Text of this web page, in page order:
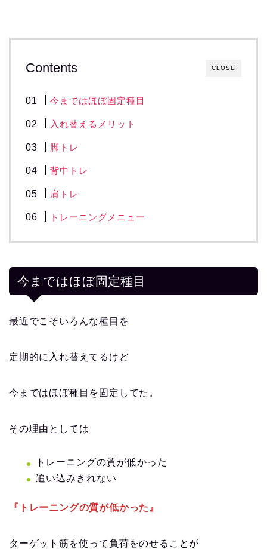
CLOSE
Contents
今まではほぼ固定種目
入れ替えるメリット
脚トレ
背中トレ
肩トレ
トレーニングメニュー
今まではほぼ固定種目
最近でこそいろんな種目を
定期的に入れ替えてるけど
今まではほぼ種目を固定してた。
その理由としては
トレーニングの質が低かった
追い込みきれない
『トレーニングの質が低かった』
ターゲット筋を使って負荷をのせることが